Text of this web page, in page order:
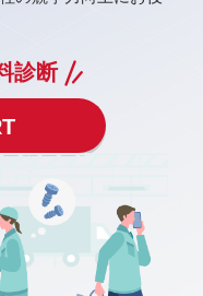
診断